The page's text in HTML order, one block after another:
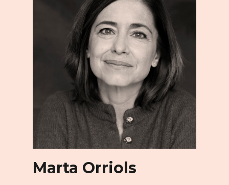
Marta Orriols